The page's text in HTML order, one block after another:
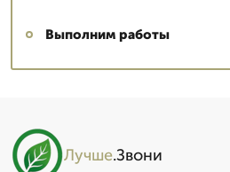
Выполним работы
Лучше.Звони